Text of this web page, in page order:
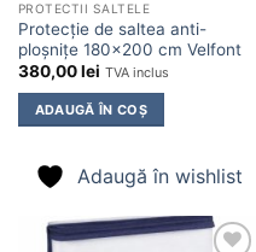
PROTECTII SALTELE
Protecție de saltea anti-
ploșnițe 180×200 cm Velfont
380,00lei TVA inclus
ADAUGĂ ÎN COȘ
Adaugă în wishlist